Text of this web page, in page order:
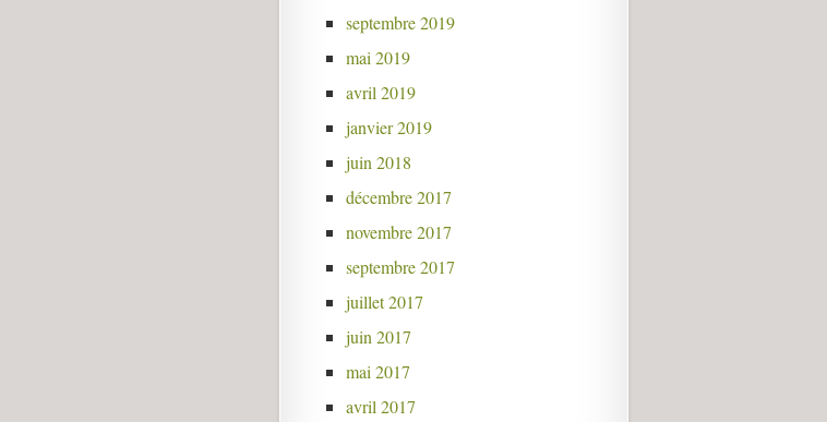
septembre 2019
mai 2019
avril 2019
janvier 2019
juin 2018
décembre 2017
novembre 2017
septembre 2017
juillet 2017
juin 2017
mai 2017
avril 2017